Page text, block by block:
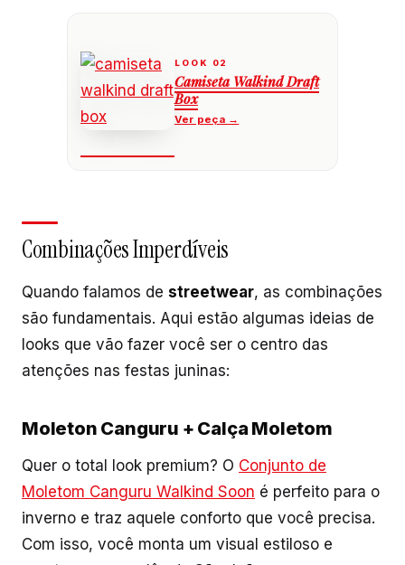
Camiseta Walkind Draft
Box
Combinações Imperdíveis
Quando falamos de streetwear, as combinações
são fundamentais. Aqui estão algumas ideias de
looks que vão fazer você ser o centro das
atenções nas festas juninas:
Moleton Canguru + Calça Moletom
Quer o total look premium? O Conjunto de
Moletom Canguru Walkind Soon é perfeito para o
inverno e traz aquele conforto que você precisa.
Com isso, você monta um visual estiloso e